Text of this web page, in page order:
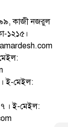
৯৯, কাজী নজরুল
১২১৫।
ই-মেইল:
। ই-মেইল: